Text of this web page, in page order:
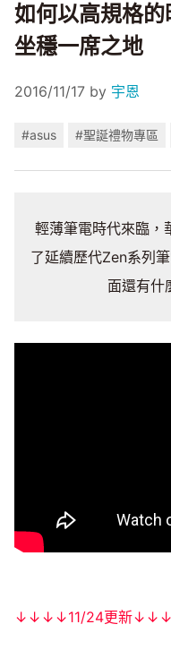
如何以高規格
坐穩一席之地
2016/11/17 by 宇恩
#asus #聖誕禮物專區
輕薄筆電時代來臨
了延續歷代Zen系列
面還有什
↓↓↓↓11/24更新